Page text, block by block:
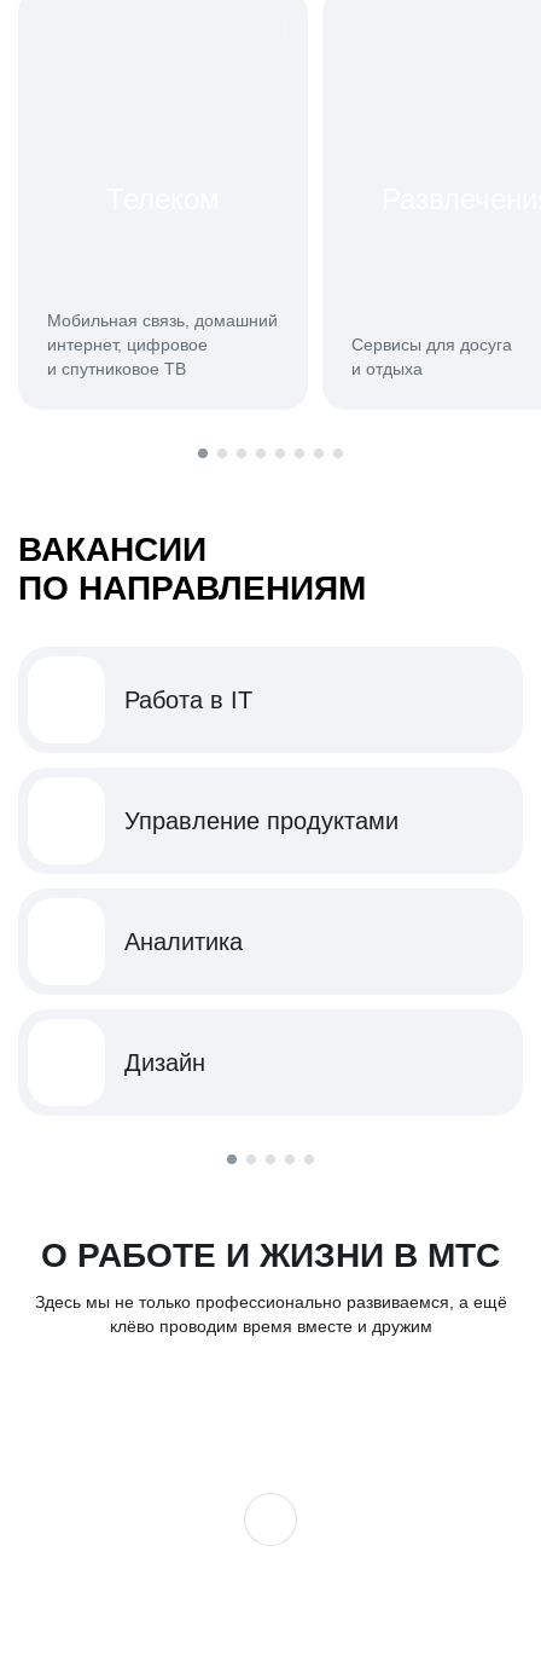
Мобильная связь, домашний
интернет, цифровое
и спутниковое ТВ
Сервисы для досуга
и отдыха
ВАКАНСИИ
ПО НАПРАВЛЕНИЯМ
Работа в IT
Управление продуктами
Аналитика
Дизайн
О РАБОТЕ И ЖИЗНИ В МТС
Здесь мы не только профессионально развиваемся, а ещё
клёво проводим время вместе и дружим